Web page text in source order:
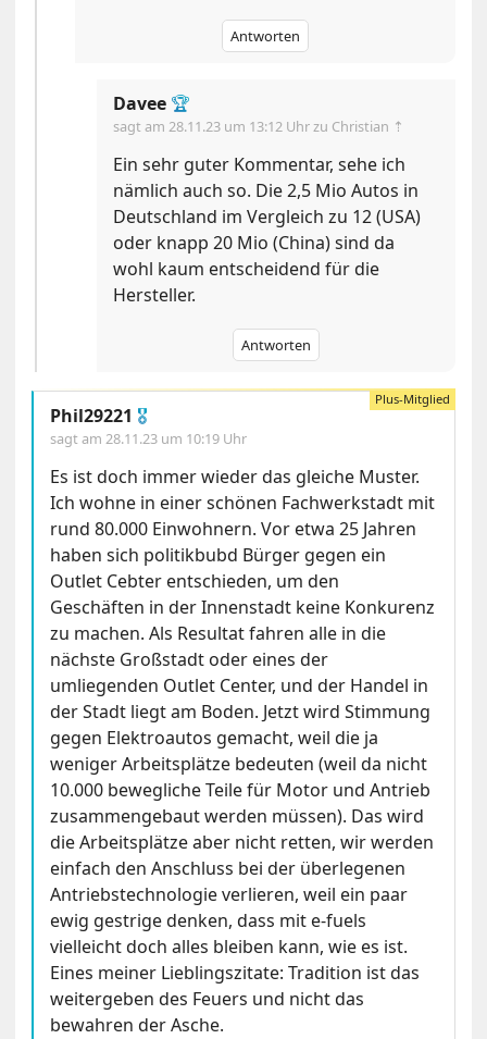
Antworten
Davee 🏆
sagt am28.11.23 um 13:12 Uhrzu Christian ⇡
Ein sehr guter Kommentar, sehe ich
nämlich auch so. Die 2,5 Mio Autos in
Deutschland im Vergleich zu 12 (USA)
oder knapp 20 Mio (China) sind da
wohl kaum entscheidend für die
Hersteller.
Antworten
Phil29221 🎖
sagt am28.11.23 um 10:19 Uhr
Es ist doch immer wieder das gleiche Muster.
Ich wohne in einer schönen Fachwerkstadt mit
rund 80.000 Einwohnern. Vor etwa 25 Jahren
haben sich politikbubd Bürger gegen ein
Outlet Cebter entschieden, um den
Geschäften in der Innenstadt keine Konkurenz
zu machen. Als Resultat fahren alle in die
nächste Großstadt oder eines der
umliegenden Outlet Center, und der Handel in
der Stadt liegt am Boden. Jetzt wird Stimmung
gegen Elektroautos gemacht, weil die ja
weniger Arbeitsplätze bedeuten (weil da nicht
10.000 bewegliche Teile für Motor und Antrieb
zusammengebaut werden müssen). Das wird
die Arbeitsplätze aber nicht retten, wir werden
einfach den Anschluss bei der überlegenen
Antriebstechnologie verlieren, weil ein paar
ewig gestrige denken, dass mit e-fuels
vielleicht doch alles bleiben kann, wie es ist.
Eines meiner Lieblingszitate: Tradition ist das
weitergeben des Feuers und nicht das
bewahren der Asche.